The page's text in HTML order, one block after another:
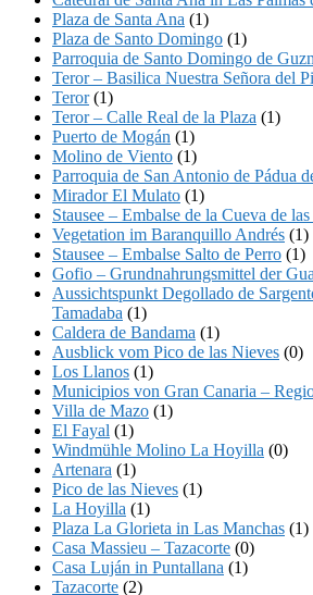
Plaza de Santa Ana (1)
Plaza de Santo Domingo (1)
Parroquia de Santo Domingo de
Teror – Basilica Nuestra Señora del
Teror(1)
Teror – Calle Real de la Plaza (1)
Puerto de Mogán (1)
Molino de Viento (1)
Parroquia de San Antonio de Pádua
Mirador El Mulato (1)
Stausee – Embalse de la Cueva de
Vegetation im Baranquillo Andrés (1)
Stausee – Embalse Salto de Perro (1)
Gofio – Grundnahrungsmittel der
Aussichtspunkt Degollado de
Tamadaba (1)
Caldera de Bandama (1)
Ausblick vom Pico de las Nieves (0)
Los Llanos (1)
Municipios von Gran Canaria –
Villa de Mazo (1)
El Fayal (1)
Windmühle Molino La Hoyilla (0)
Artenara (1)
Pico de las Nieves (1)
La Hoyilla (1)
Plaza La Glorieta in Las Manchas (1)
Casa Massieu – Tazacorte (0)
Casa Luján in Puntallana (1)
Tazacorte (2)